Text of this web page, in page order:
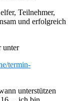
Teilnehmer,
und erfolgreich
unter
termin-
unterstützen